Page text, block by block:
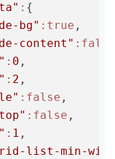
: {
bg" :true ,
content" :false
: 0 ,
: 2 ,
:false ,
:false ,
: 1 ,
list-min-